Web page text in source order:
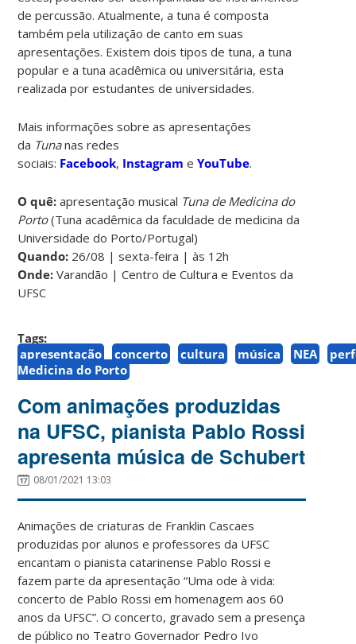
de percussão. Atualmente, a tuna é composta
também pela utilização de canto em suas
apresentações. Existem dois tipos de tuna, a tuna
popular e a tuna acadêmica ou universitária, esta
realizada por estudantes de universidades.
Mais informações sobre as apresentações
da Tunanas redes
sociais: Facebook, InstagrameYouTube.
O quê: apresentação musical Tuna de Medicina do
Porto(Tuna acadêmica da faculdade de medicina da
Universidade do Porto/Portugal)
Quando: 26/08 | sexta-feira | às 12h
Onde:Varandão | Centro de Cultura e Eventos da
UFSC
Tags:
apresentação
concerto cultura música NEA
Medicina do Porto
Com animações produzidas
na UFSC, pianista Pablo Rossi
apresenta música de Schubert
08/01/2021 13:03
Animações de criaturas de Franklin Cascaes
produzidas por alunos e professores da UFSC
encantam o pianista catarinense Pablo Rossi e
fazem parte da apresentação“Uma ode à vida:
concerto de Pablo Rossi em homenagem aos 60
anos da UFSC”. O concerto, gravado sem a presença
de público no Teatro Governador Pedro Ivo